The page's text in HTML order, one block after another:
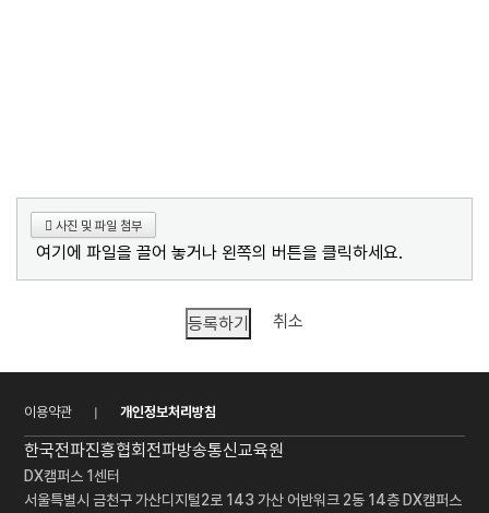
사진 및 파일 첨부
여기에 파일을 끌어 놓거나 왼쪽의 버튼을 클릭하세요.
등록하기 취소
이용약관 개인정보처리방침
한국전파진흥협회 전파방송통신교육원
DX캠퍼스 1센터
서울특별시 금천구 가산디지털2로 143 가산 어반워크 2동 14층 DX캠퍼스